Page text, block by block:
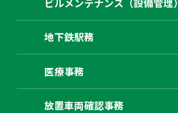
ビルメンテナンス（設備管理）
地下鉄駅務
医療事務
放置車両確認事務